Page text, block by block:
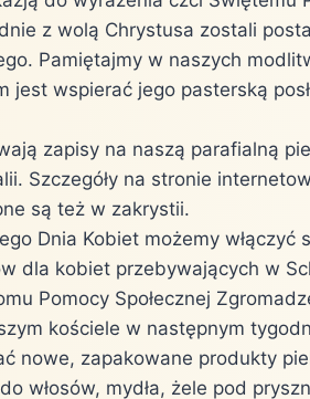
z wolą Chrystusa zostali
Pamiętajmy w naszych
jest wspierać jego pasterską
zapisy na naszą parafialną
Szczegóły na stronie
są też w zakrystii.
Dnia Kobiet możemy włączyć
dla kobiet przebywających w
Pomocy Społecznej
kościele w następnym
nowe, zapakowane produkty
włosów, mydła, żele pod